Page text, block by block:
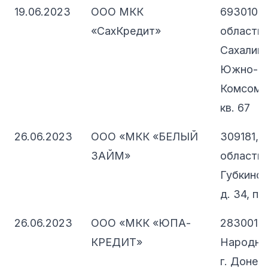
19.06.2023
ООО МКК
«СахКредит»
693010,
Южно-
кв. 67
26.06.2023
ООО «МКК «БЕЛЫЙ
ЗАЙМ»
309181,
область,
д. 34,
26.06.2023
ООО «МКК «ЮПА-
КРЕДИТ»
283001,
г.